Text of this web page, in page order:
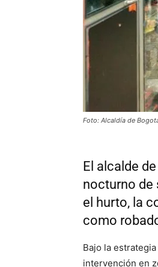
Foto: Alcaldía de
El alcalde
nocturno de
el hurto, la
como
Bajo la
intervención en